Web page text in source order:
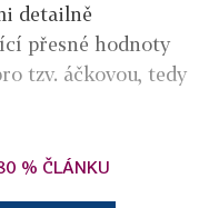
detailně
přesné hodnoty
tzv. áčkovou, tedy
% ČLÁNKU